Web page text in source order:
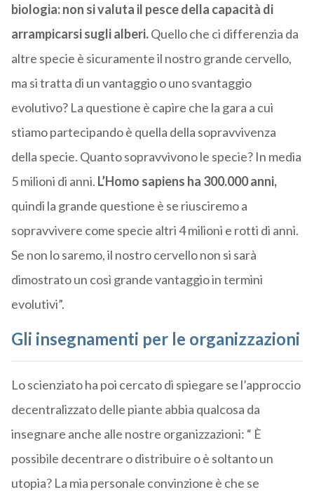
biologia: non si valuta il pesce della capacità di
arrampicarsi sugli alberi.Quello che ci differenzia da
altre specie è sicuramente il nostro grande cervello,
ma si tratta di un vantaggio o uno svantaggio
evolutivo? La questione è capire che la gara a cui
stiamo partecipando è quella della sopravvivenza
della specie. Quanto sopravvivono le specie? In media
5 milioni di anni. L’Homo sapiens ha 300.000 anni,
quindi la grande questione è se riusciremo a
sopravvivere come specie altri 4 milioni e rotti di anni.
Se non lo saremo, il nostro cervello non si sarà
dimostrato un così grande vantaggio in termini
evolutivi”.
Gli insegnamenti per le organizzazioni
Lo scienziato ha poi cercato di spiegare se l’approccio
decentralizzato delle piante abbia qualcosa da
insegnare anche alle nostre organizzazioni: “ È
possibile decentrare o distribuire o è soltanto un
utopia? La mia personale convinzione è che se